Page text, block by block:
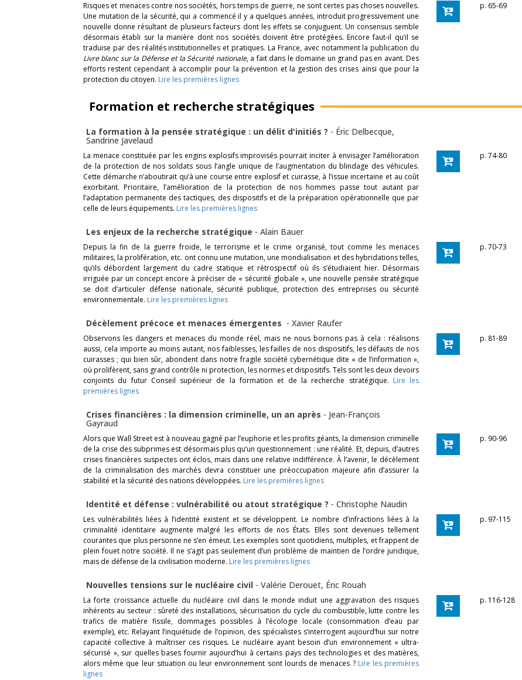
Risques et menaces contre nos sociétés, hors temps de guerre, ne sont certes pas choses nouvelles.
Une mutation de la sécurité, qui a commencé il y a quelques années, introduit progressivement une
nouvelle donne résultant de plusieurs facteurs dont les effets se conjuguent. Un consensus semble
désormais établi sur la manière dont nos sociétés doivent être protégées. Encore faut-il qu’il se
traduise par des réalités institutionnelles et pratiques. La France, avec notamment la publication du
Livre blanc sur la Défense et la Sécurité nationale, a fait dans le domaine un grand pas en avant. Des
efforts restent cependant à accomplir pour la prévention et la gestion des crises ainsi que pour la
protection du citoyen. Lire les premières lignes
p. 65-69
Formation et recherche stratégiques
La formation à la pensée stratégique : un délit d'initiés ? - Éric Delbecque,
Sandrine Javelaud
La menace constituée par les engins explosifs improvisés pourrait inciter à envisager l’amélioration
de la protection de nos soldats sous l’angle unique de l’augmentation du blindage des véhicules.
Cette démarche n’aboutirait qu’à une course entre explosif et cuirasse, à l’issue incertaine et au coût
exorbitant. Prioritaire, l’amélioration de la protection de nos hommes passe tout autant par
l’adaptation permanente des tactiques, des dispositifs et de la préparation opérationnelle que par
celle de leurs équipements. Lire les premières lignes
p. 74-80
Les enjeux de la recherche stratégique - Alain Bauer
Depuis la fin de la guerre froide, le terrorisme et le crime organisé, tout comme les menaces
militaires, la prolifération, etc. ont connu une mutation, une mondialisation et des hybridations telles,
qu’ils débordent largement du cadre statique et rétrospectif où ils s’étudiaient hier. Désormais
irriguée par un concept encore à préciser de « sécurité globale », une nouvelle pensée stratégique
se doit d’articuler défense nationale, sécurité publique, protection des entreprises ou sécurité
environnementale. Lire les premières lignes
p. 70-73
Décèlement précoce et menaces émergentes - Xavier Raufer
Observons les dangers et menaces du monde réel, mais ne nous bornons pas à cela : réalisons
aussi, cela importe au moins autant, nos faiblesses, les failles de nos dispositifs, les défauts de nos
cuirasses ; qui bien sûr, abondent dans notre fragile société cybernétique dite « de l’information »,
où prolifèrent, sans grand contrôle ni protection, les normes et dispositifs. Tels sont les deux devoirs
conjoints du futur Conseil supérieur de la formation et de la recherche stratégique. Lire les
premières lignes
p. 81-89
Crises financières : la dimension criminelle, un an après - Jean-François
Gayraud
Alors que Wall Street est à nouveau gagné par l’euphorie et les profits géants, la dimension criminelle
de la crise des subprimes est désormais plus qu’un questionnement : une réalité. Et, depuis, d’autres
crises financières suspectes ont éclos, mais dans une relative indifférence. À l’avenir, le décèlement
de la criminalisation des marchés devra constituer une préoccupation majeure afin d’assurer la
stabilité et la sécurité des nations développées. Lire les premières lignes
p. 90-96
Identité et défense : vulnérabilité ou atout stratégique ? - Christophe Naudin
Les vulnérabilités liées à l’identité existent et se développent. Le nombre d’infractions liées à la
criminalité identitaire augmente malgré les efforts de nos États. Elles sont devenues tellement
courantes que plus personne ne s’en émeut. Les exemples sont quotidiens, multiples, et frappent de
plein fouet notre société. Il ne s’agit pas seulement d’un problème de maintien de l’ordre juridique,
mais de défense de la civilisation moderne. Lire les premières lignes
p. 97-115
Nouvelles tensions sur le nucléaire civil - Valérie Derouet, Éric Rouah
La forte croissance actuelle du nucléaire civil dans le monde induit une aggravation des risques
inhérents au secteur : sûreté des installations, sécurisation du cycle du combustible, lutte contre les
trafics de matière fissile, dommages possibles à l’écologie locale (consommation d’eau par
exemple), etc. Relayant l’inquiétude de l’opinion, des spécialistes s’interrogent aujourd’hui sur notre
capacité collective à maîtriser ces risques. Le nucléaire ayant besoin d’un environnement « ultra-
sécurisé », sur quelles bases fournir aujourd’hui à certains pays des technologies et des matières,
alors même que leur situation ou leur environnement sont lourds de menaces ? Lire les premières
lignes
p. 116-128